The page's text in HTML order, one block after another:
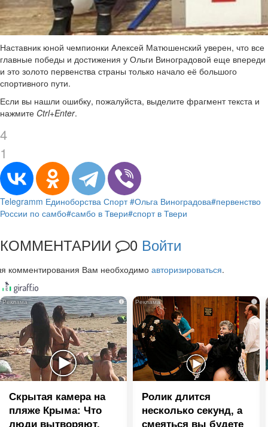
Наставник юной чемпионки Алексей Матюшенский уверен, что все
главные победы и достижения у Ольги Виноградовой еще впереди
и это золото первенства страны только начало её большого
спортивного пути.
Если вы нашли ошибку, пожалуйста, выделите фрагмент текста и
нажмите Ctrl+Enter.
4
1
Telegramm Единоборства Спорт #Ольга Виноградова#первенство
России по самбо#самбо в Твери#спорт в Твери
КОММЕНТАРИИ 0 Войти
комментирования Вам необходимо авторизироваться.
i
Скрытая камера на
пляже Крыма: Что
люди вытворяют,
i
Ролик длится
несколько секунд, а
смеяться вы будете